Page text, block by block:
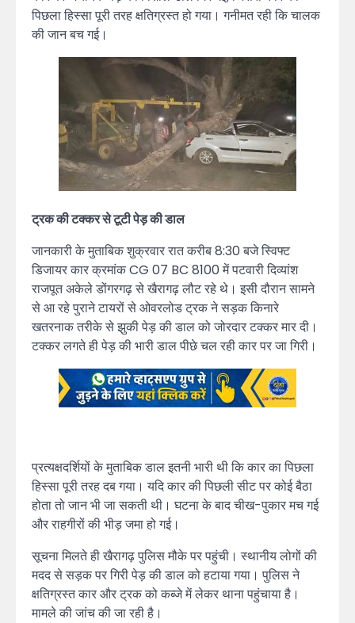
पिछला हिस्सा पूरी तरह क्षतिग्रस्त हो गया। गनीमत रही कि चालक
की जान बच गई।
ट्रक की टक्कर से टूटी पेड़ की डाल
जानकारी के मुताबिक शुक्रवार रात करीब 8:30 बजे स्विफ्ट
डिजायर कार क्रमांक CG 07 BC 8100 में पटवारी दिव्यांश
राजपूत अकेले डोंगरगढ़ से खैरागढ़ लौट रहे थे। इसी दौरान सामने
से आ रहे पुराने टायरों से ओवरलोड ट्रक ने सड़क किनारे
खतरनाक तरीके से झुकी पेड़ की डाल को जोरदार टक्कर मार दी।
टक्कर लगते ही पेड़ की भारी डाल पीछे चल रही कार पर जा गिरी।
प्रत्यक्षदर्शियों के मुताबिक डाल इतनी भारी थी कि कार का पिछला
हिस्सा पूरी तरह दब गया। यदि कार की पिछली सीट पर कोई बैठा
होता तो जान भी जा सकती थी। घटना के बाद चीख-पुकार मच गई
और राहगीरों की भीड़ जमा हो गई।
सूचना मिलते ही खैरागढ़ पुलिस मौके पर पहुंची। स्थानीय लोगों की
मदद से सड़क पर गिरी पेड़ की डाल को हटाया गया। पुलिस ने
क्षतिग्रस्त कार और ट्रक को कब्जे में लेकर थाना पहुंचाया है।
मामले की जांच की जा रही है।